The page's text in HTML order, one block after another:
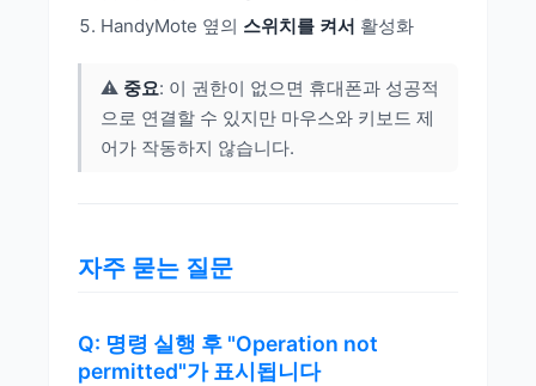
HandyMote 옆의 스위치를 켜서 활성화
⚠️ 중요: 이 권한이 없으면 휴대폰과 성공적
으로 연결할 수 있지만 마우스와 키보드 제
어가 작동하지 않습니다.
자주 묻는 질문
Q: 명령 실행 후 "Operation not
permitted"가 표시됩니다